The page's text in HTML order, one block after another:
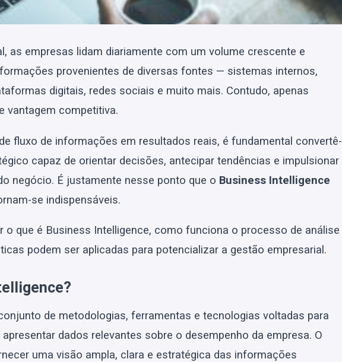
as empresas lidam diariamente com um volume crescente e
provenientes de diversas fontes — sistemas internos,
digitais, redes sociais e muito mais. Contudo, apenas
vantagem competitiva.
fluxo de informações em resultados reais, é fundamental convertê-
capaz de orientar decisões, antecipar tendências e impulsionar
negócio. É justamente nesse ponto que o Business Intelligence
se indispensáveis.
o que é Business Intelligence, como funciona o processo de análise
podem ser aplicadas para potencializar a gestão empresarial.
de metodologias, ferramentas e tecnologias voltadas para
dados relevantes sobre o desempenho da empresa. O
uma visão ampla, clara e estratégica das informações